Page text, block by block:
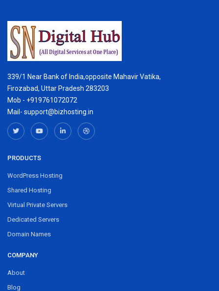
339/1 Near Bank of India,opposite Mahavir Vatika,
Firozabad, Uttar Pradesh 283203
Mob - +919761072072
Mail- support@bizhosting.in
PRODUCTS
WordPress Hosting
Shared Hosting
Virtual Private Servers
Dedicated Servers
Domain Names
COMPANY
About
Blog